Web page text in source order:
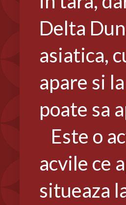
Delta
asiatica,
apare si
poate sa
Este o
acvile ce
situeaza